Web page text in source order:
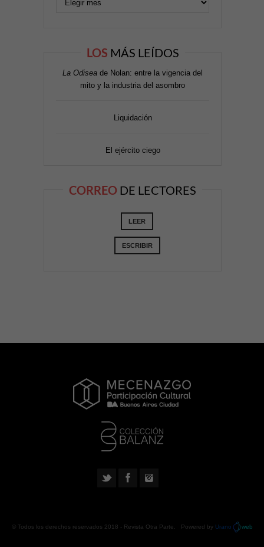
LOS MÁS LEÍDOS
La Odisea de Nolan: entre la vigencia del
mito y la industria del asombro
Liquidación
El ejército ciego
CORREO DE LECTORES
LEER
ESCRIBIR
© Todos los derechos reservados 2018 - Revista Otra Parte . Powered by Urano web